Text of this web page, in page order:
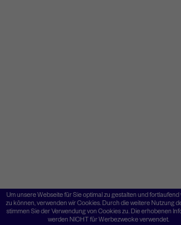
Um unsere Webseite für Sie optimal zu gestalten und fortlaufend
zu können, verwenden wir Cookies. Durch die weitere Nutzung
stimmen Sie der Verwendung von Cookies zu. Die erhobenen
werden NICHT für Werbezwecke verwendet.